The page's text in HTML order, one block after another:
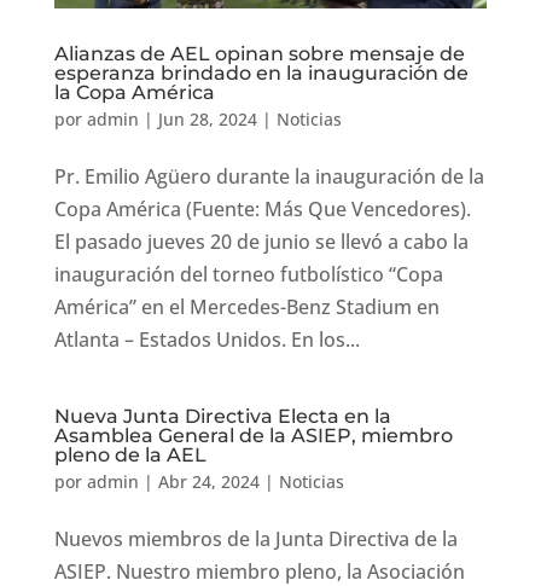
Alianzas de AEL opinan sobre mensaje de
esperanza brindado en la inauguración de
la Copa América
por admin | Jun 28, 2024| Noticias
Pr. Emilio Agüero durante la inauguración de la
Copa América (Fuente: Más Que Vencedores).
El pasado jueves 20 de junio se llevó a cabo la
inauguración del torneo futbolístico “Copa
América” en el Mercedes-Benz Stadium en
Atlanta – Estados Unidos. En los...
Nueva Junta Directiva Electa en la
Asamblea General de la ASIEP, miembro
pleno de la AEL
por admin | Abr 24, 2024| Noticias
Nuevos miembros de la Junta Directiva de la
ASIEP. Nuestro miembro pleno, la Asociación